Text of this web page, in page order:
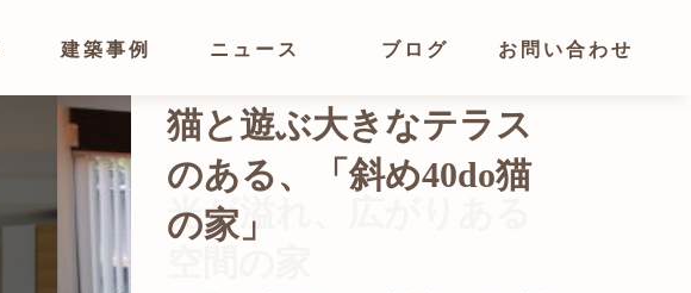
建築事例 ニュース ブログ お問い合わせ
光が溢れ、広がりある